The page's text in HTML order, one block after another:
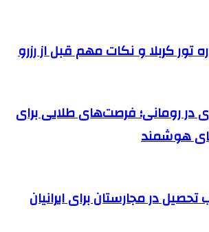
تور کربلا و نکات مهم قبل از رزرو
در رومانی؛ فرصت‌های طلایی برای
هوشمند
تحصیل در مجارستان برای ایرانیان